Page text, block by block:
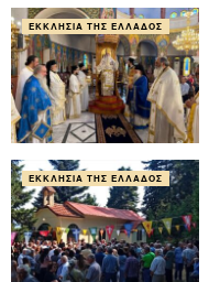
ΕΚΚΛΗΣΊΑ ΤΗΣ ΕΛΛΆΔΟΣ
ΕΚΚΛΗΣΊΑ ΤΗΣ ΕΛΛΆΔΟΣ